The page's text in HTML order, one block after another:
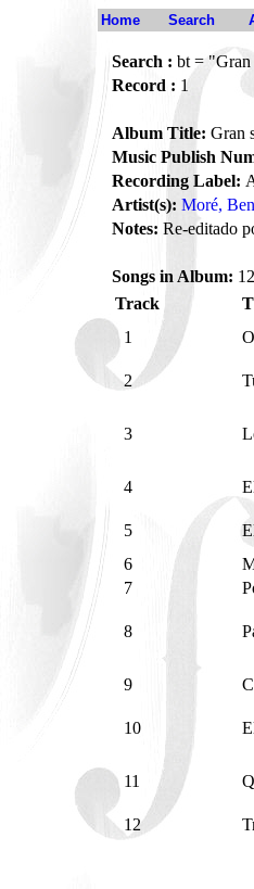
Home Search
Search : bt = "Gran
Record : 1
Album Title: Gran
Music Publish
Recording Label:
Artist(s): Moré,
Notes: Re-editado
Songs in Album: 12
Track
1
2
3
4
5
6
7
8
9
10
11
12